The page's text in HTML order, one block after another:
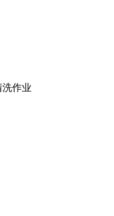
作业